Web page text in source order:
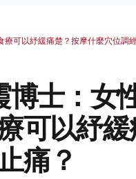
可以紓緩痛楚？按摩什麼穴位調
博士：女
可以紓緩
痛？